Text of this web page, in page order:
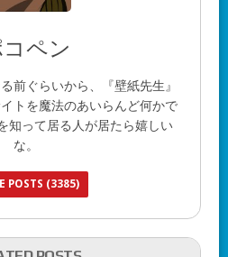
ペン
前ぐらいから、『壁紙先生』
トを魔法のあいらんど何かで
知って居る人が居たら嬉しい
な。
POSTS (3385)